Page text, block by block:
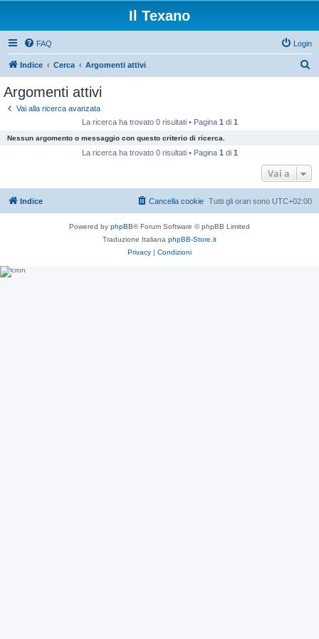
Il Texano
FAQ Login
Indice Cerca Argomenti attivi
Argomenti attivi
Vai alla ricerca avanzata
La ricerca ha trovato 0 risultati • Pagina 1 di 1
Nessun argomento o messaggio con questo criterio di ricerca.
La ricerca ha trovato 0 risultati • Pagina 1 di 1
Vai a
Indice Tutti gli orari sono UTC+02:00
Cancella cookie
Powered by phpBB® Forum Software © phpBB Limited
Traduzione Italiana phpBB-Store.it
Privacy | Condizioni